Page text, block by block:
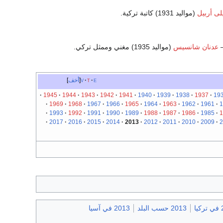
أربيل (مواليد 1931) كاتبة تركية.
عدنان شانسيس (مواليد 1935) مغني وممثل تركي.
أخف v t e
1937
1938
1939
1940
1941
1942
1943
1944
1945
1961
1962
1963
1964
1965
1966
1967
1968
1969
1985
1986
1987
1988
1989
1990
1991
1992
1993
2009
2010
2011
2012
2013
2014
2015
2016
2017
2013 حسب البلد
2013 في آسيا